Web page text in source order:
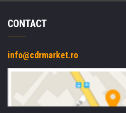
CONTACT
info@cdrmarket.ro